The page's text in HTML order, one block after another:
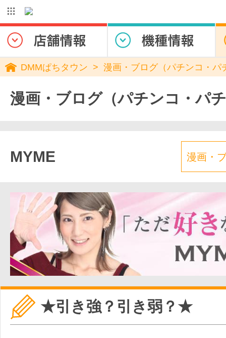
DMMぱちタウン 漫画・ブログ（パチンコ・パ
漫画・ブログ（パチンコ・パ
MYME 漫画・
★引き強？引き弱？★